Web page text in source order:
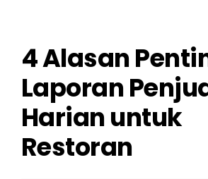
4 Alasan
Laporan
Harian untuk
Restoran